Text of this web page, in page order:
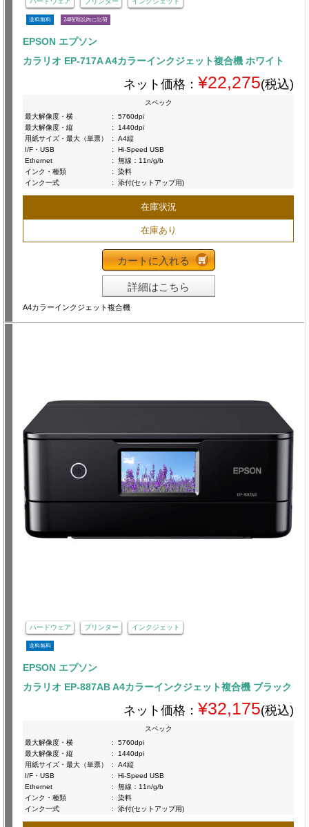
送料無料 24時間以内に出荷
EPSON エプソン
カラリオ EP-717A A4カラーインクジェット複合機 ホワイト
ネット価格： ¥22,275(税込)
スペック
最大解像度・横
:
5760dpi
最大解像度・縦
:
1440dpi
用紙サイズ・最大（単票）
:
A4縦
I/F・USB
:
Hi-Speed USB
Ethernet
:
無線：11n/g/b
インク・種類
:
染料
インク一式
: 添付(セットアップ用)
在庫状況
在庫あり
カートに入れる
詳細はこちら
A4カラーインクジェット複合機
ハードウェア プリンター インクジェット
送料無料
EPSON エプソン
カラリオ EP-887AB A4カラーインクジェット複合機 ブラック
ネット価格： ¥32,175(税込)
スペック
最大解像度・横
:
5760dpi
最大解像度・縦
:
1440dpi
用紙サイズ・最大（単票）
:
A4縦
I/F・USB
:
Hi-Speed USB
Ethernet
:
無線：11n/g/b
インク・種類
:
染料
インク一式
: 添付(セットアップ用)